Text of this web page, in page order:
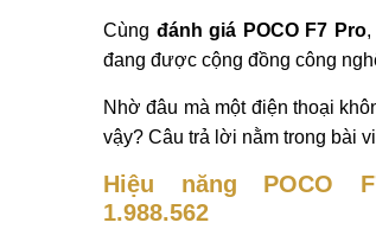
Cùng đánh giá POCO F7 Pro,
đang được cộng đồng công
Nhờ đâu mà một điện thoại
vậy? Câu trả lời nằm trong bài
Hiệu năng POCO
1.988.562